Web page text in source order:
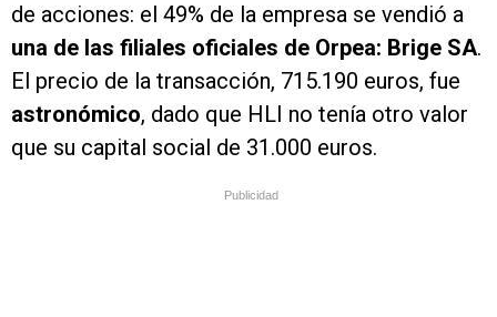
de acciones: el 49% de la empresa se vendió a
una de las filiales oficiales de Orpea: Brige SA.
El precio de la transacción, 715.190 euros, fue
astronómico, dado que HLI no tenía otro valor
que su capital social de 31.000 euros.
Publicidad